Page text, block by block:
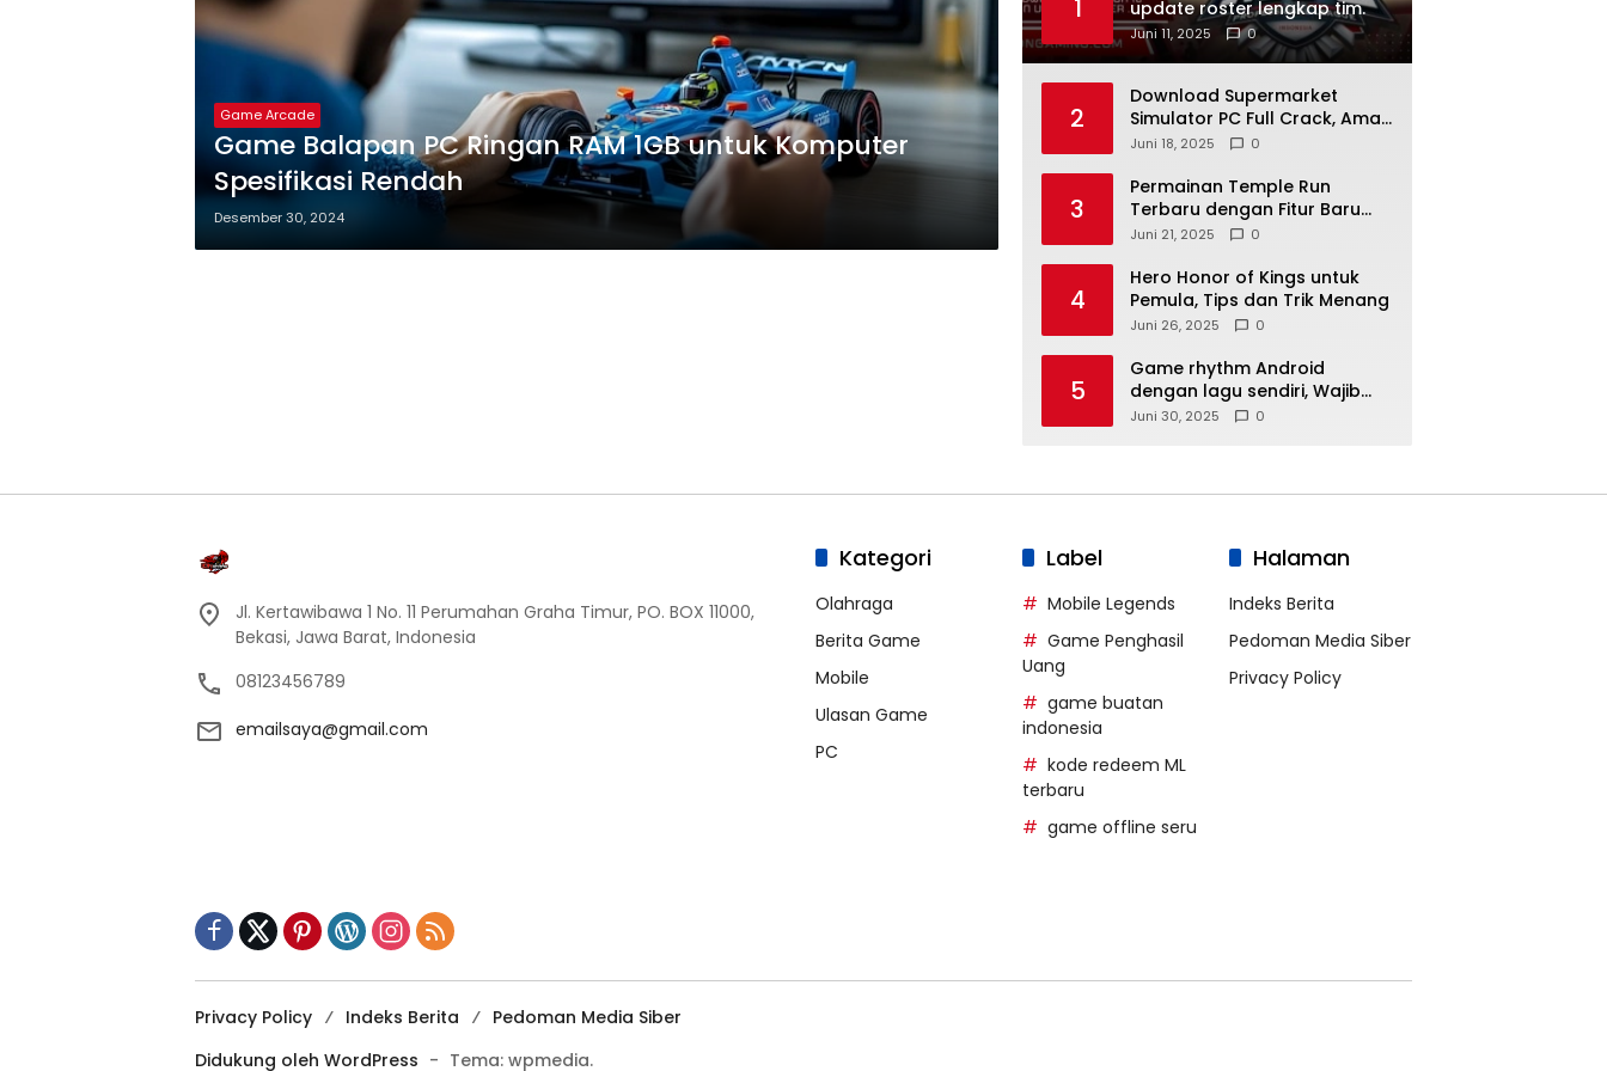
Game Arcade
Game Balapan PC Ringan RAM 1GB untuk Komputer
Spesifikasi Rendah
Desember 30, 2024
1
update roster lengkap tim.
Juni 11, 2025 0
2
Download Supermarket
Simulator PC Full Crack, Aman
di Sini
Juni 18, 2025 0
3
Permainan Temple Run
Terbaru dengan Fitur Baru
2025
Juni 21, 2025 0
4
Hero Honor of Kings untuk
Pemula, Tips dan Trik Menang
Juni 26, 2025 0
5
Game rhythm Android
dengan lagu sendiri, Wajib
Coba Nih!
Juni 30, 2025 0
Jl. Kertawibawa 1 No. 11 Perumahan Graha Timur, PO. BOX 11000,
Bekasi, Jawa Barat, Indonesia
08123456789
emailsaya@gmail.com
Kategori
Olahraga
Berita Game
Mobile
Ulasan Game
PC
Label
Mobile Legends
Game Penghasil
Uang
game buatan
indonesia
kode redeem ML
terbaru
game offline seru
Halaman
Indeks Berita
Pedoman Media Siber
Privacy Policy
Privacy Policy Indeks Berita
Pedoman Media Siber
Didukung oleh WordPress - Tema: wpmedia.